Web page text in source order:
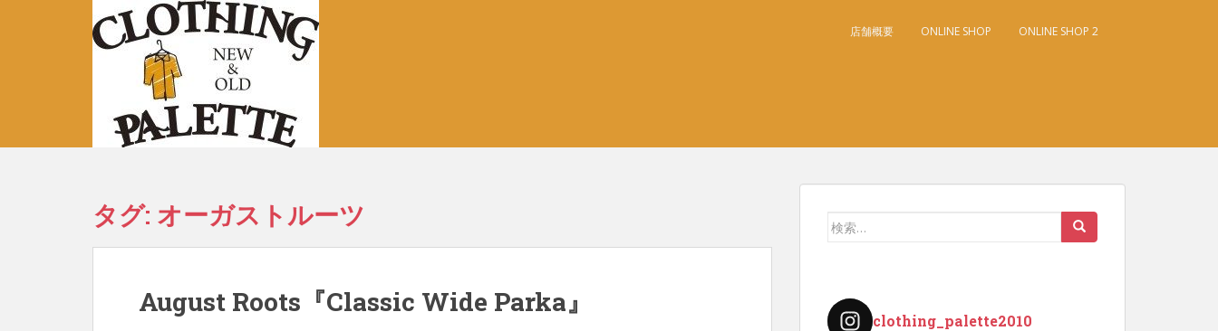
店舗概要 ONLINE SHOP ONLINE SHOP 2
タグ: オーガストルーツ
August Roots『Classic Wide Parka』
検
clothing_palette2010